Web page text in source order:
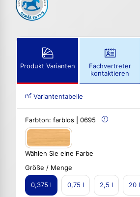
Produkt Varianten
Fachvertreter
kontaktieren
Variantentabelle
Farbton: farblos | 0695
Wählen Sie eine Farbe
Größe / Menge
0,375 l 0,75 l 2,5 l 20 l